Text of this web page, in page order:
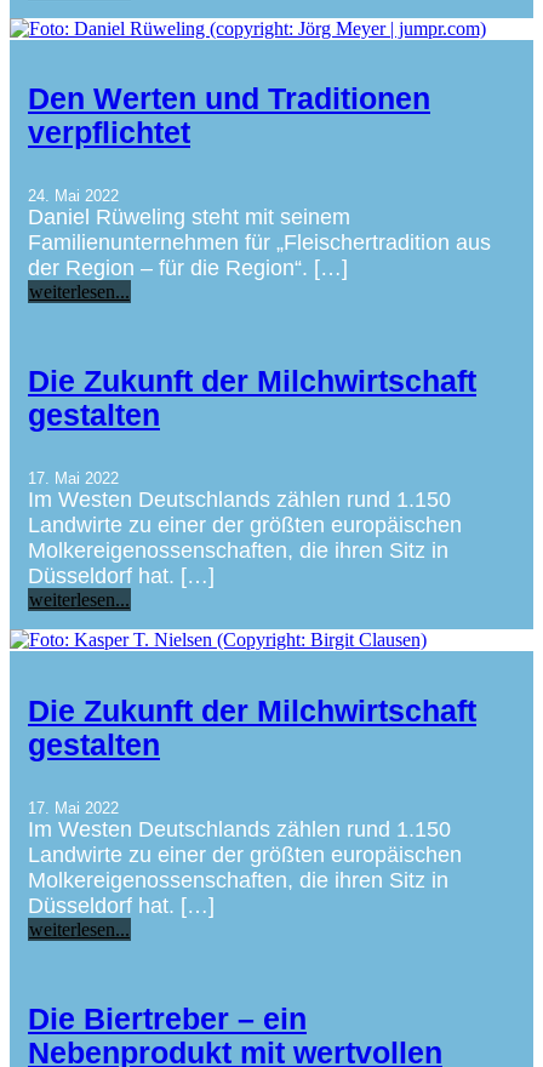
Den Werten und Traditionen
verpflichtet
24. Mai 2022
Daniel Rüweling steht mit seinem
Familienunternehmen für „Fleischertradition aus
der Region – für die Region“. […]
weiterlesen...
Die Zukunft der Milchwirtschaft
gestalten
17. Mai 2022
Im Westen Deutschlands zählen rund 1.150
Landwirte zu einer der größten europäischen
Molkereigenossenschaften, die ihren Sitz in
Düsseldorf hat. […]
weiterlesen...
Die Zukunft der Milchwirtschaft
gestalten
17. Mai 2022
Im Westen Deutschlands zählen rund 1.150
Landwirte zu einer der größten europäischen
Molkereigenossenschaften, die ihren Sitz in
Düsseldorf hat. […]
weiterlesen...
Die Biertreber – ein
Nebenprodukt mit wertvollen